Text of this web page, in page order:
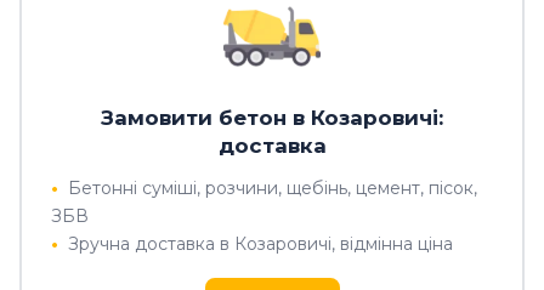
Замовити бетон в Козаровичі:
доставка
Бетонні суміші, розчини, щебінь, цемент, пісок,
ЗБВ
Зручна доставка в Козаровичі, відмінна ціна